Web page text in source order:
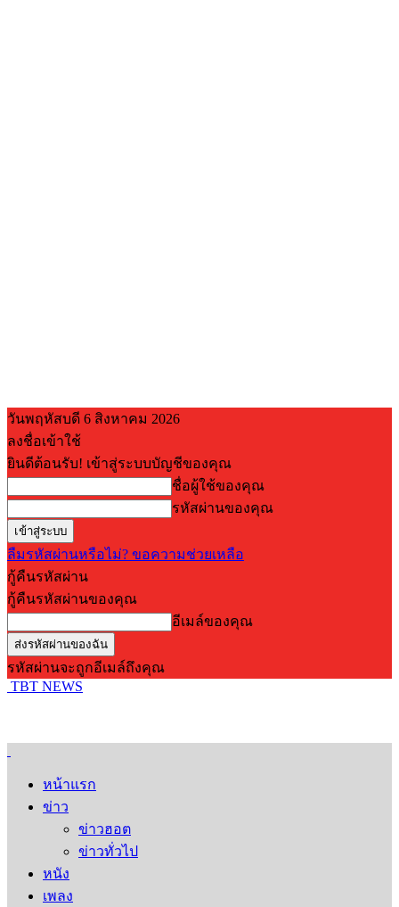
วันพฤหัสบดี 6 สิงหาคม 2026
ลงชื่อเข้าใช้
ยินดีต้อนรับ! เข้าสู่ระบบบัญชีของคุณ
ชื่อผู้ใช้ของคุณ
รหัสผ่านของคุณ
ลืมรหัสผ่านหรือไม่? ขอความช่วยเหลือ
กู้คืนรหัสผ่าน
กู้คืนรหัสผ่านของคุณ
อีเมล์ของคุณ
รหัสผ่านจะถูกอีเมล์ถึงคุณ
TBT NEWS
หน้าแรก
ข่าว
ข่าวฮอต
ข่าวทั่วไป
หนัง
เพลง